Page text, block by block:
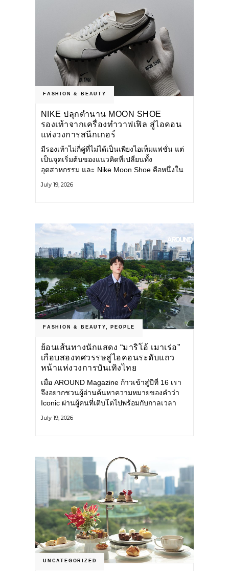
FASHION & BEAUTY
NIKE ปลุกตำนาน MOON SHOE
รองเท้าจากเครื่องทำวาฟเฟิล สู่ไอคอน
แห่งวงการสนีกเกอร์
มีรองเท้าไม่กี่คู่ที่ไม่ได้เป็นเพียงไอเท็มแฟชั่น แต่
เป็นจุดเริ่มต้นของแนวคิดที่เปลี่ยนทั้ง
อุตสาหกรรม และ Nike Moon Shoe คือหนึ่งใน
ศตวรรษก่อน กำลังกลับมาอีกครั้ง พร้อมพาเรื่อง
July 19, 2026
FASHION & BEAUTY, PEOPLE
ย้อนเส้นทางนักแสดง “มาริโอ้ เมาเร่อ”
เกือบสองทศวรรษสู่ไอคอนระดับแถว
หน้าแห่งวงการบันเทิงไทย
เมื่อ AROUND Magazine ก้าวเข้าสู่ปีที่ 16 เรา
จึงอยากชวนผู้อ่านค้นหาความหมายของคำว่า
Iconic ผ่านผู้คนที่เติบโตไปพร้อมกับกาลเวลา
คือ มาริโอ้ เมาเร่อ
July 19, 2026
UNCATEGORIZED